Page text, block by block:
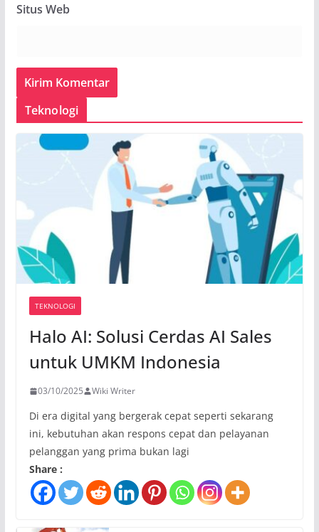
Situs Web
Teknologi
TEKNOLOGI
Halo AI: Solusi Cerdas AI Sales
untuk UMKM Indonesia
03/10/2025 Wiki Writer
Di era digital yang bergerak cepat seperti sekarang
ini, kebutuhan akan respons cepat dan pelayanan
pelanggan yang prima bukan lagi
Share :